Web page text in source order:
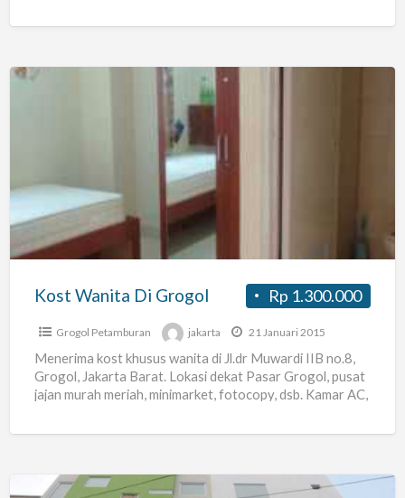
Grogol
Rp 1.300.000
Kost Wanita Di Grogol
Grogol Petamburan jakarta 21 Januari 2015
Menerima kost khusus wanita di Jl.dr Muwardi IIB no.8,
Grogol, Jakarta Barat. Lokasi dekat Pasar Grogol, pusat
jajan murah meriah, minimarket, fotocopy, dsb. Kamar AC,